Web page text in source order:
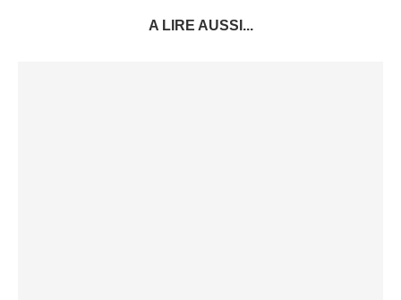
A LIRE AUSSI...